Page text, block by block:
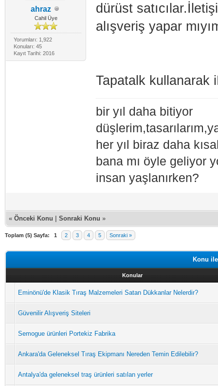
ahraz
Cahil Üye
Yorumları: 1,922
Konuları: 45
Kayıt Tarihi: 2016
dürüst
alışveriş yapar
Tapatalk kullanarak
bir yıl daha bitiyor
her yıl biraz daha
bana mı öyle geliyor
insan yaşlanırken?
« Önceki Konu Sonraki Konu »
Toplam (5) Sayfa: 1 2 3 4 5 Sonraki »
Konu
Konular
Eminönü'de Klasik Tıraş Malzemeleri Satan Dükkanlar Nelerdir?
Güvenilir Alışveriş Siteleri
Semogue ürünleri Portekiz Fabrika
Ankara'da Geleneksel Tıraş Ekipmanı Nereden Temin Edilebilir?
Antalya'da geleneksel traş ürünleri satılan yerler